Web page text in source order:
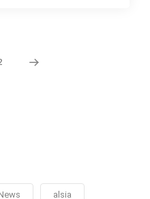
alsia